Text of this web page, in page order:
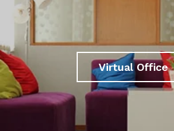
Virtual Office